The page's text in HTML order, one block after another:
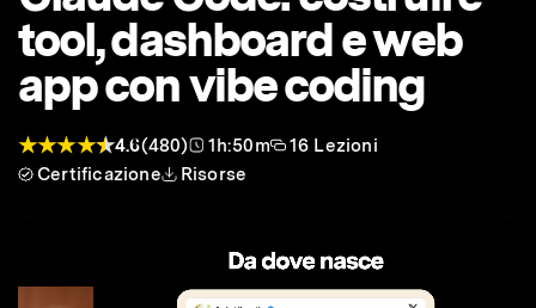
tool, dashboard e web
app con vibe coding
4.6(480) 1h:50m
16 Lezioni
Certificazione
Risorse